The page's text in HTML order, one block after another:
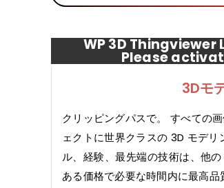
WP 3D
Please
3Dモ
クリッピングパスで。 すべての
ェクトに世界クラスの 3D モデ
ル、経験、最先端の技術は、他
ある価格で必要な時間内に最高品